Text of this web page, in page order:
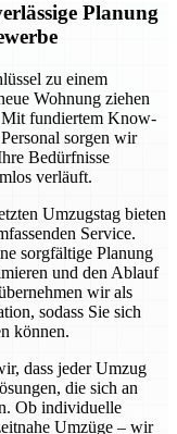
Planung
zu einem
Wohnung ziehen
Mit fundiertem Know-
sorgen wir
Bedürfnisse
verläuft.
Umzugstag bieten
Service.
sorgfältige Planung
und den Ablauf
wir als
sodass Sie sich
können.
dass jeder Umzug
die sich an
Ob individuelle
Umzüge – wir